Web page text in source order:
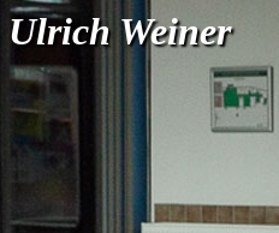
Ulrich Weiner